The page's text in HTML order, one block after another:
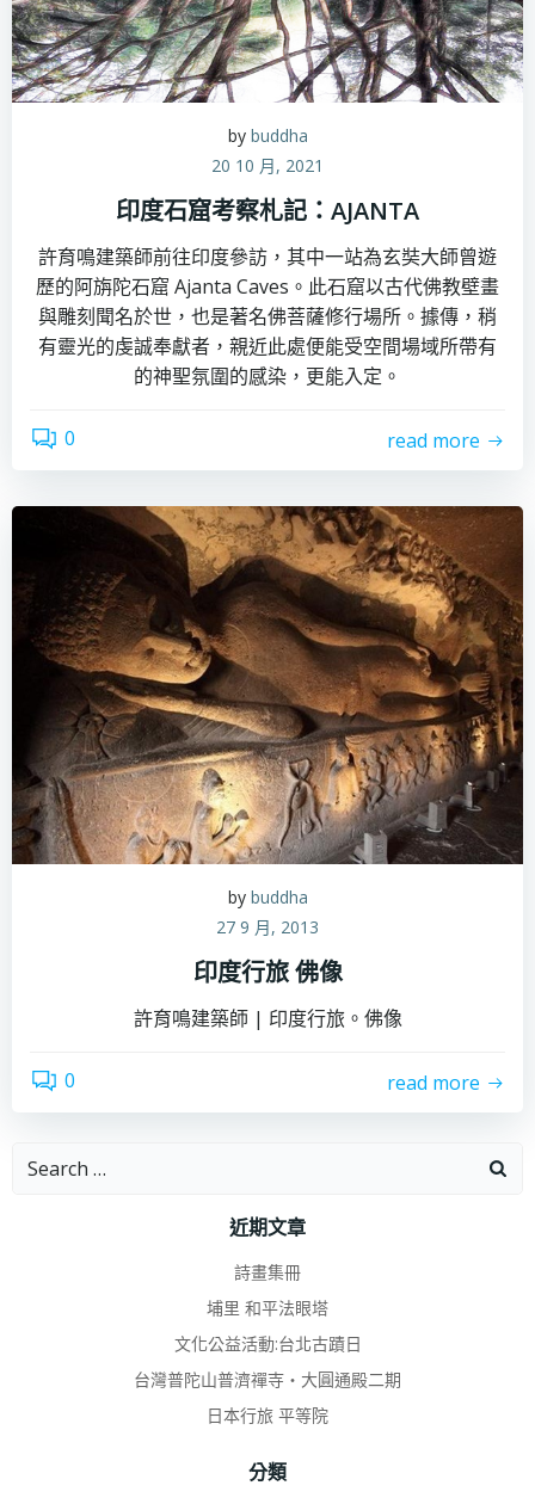
by buddha
20 10 月, 2021
印度石窟考察札記：AJANTA
許育鳴建築師前往印度參訪，其中一站為玄奘大師曾遊
歷的阿旃陀石窟 Ajanta Caves。此石窟以古代佛教壁畫
與雕刻聞名於世，也是著名佛菩薩修行場所。據傳，稍
有靈光的虔誠奉獻者，親近此處便能受空間場域所帶有
的神聖氛圍的感染，更能入定。
0 read more
by buddha
27 9 月, 2013
印度行旅 佛像
許育鳴建築師 | 印度行旅。佛像
0 read more
Search
近期文章
詩畫集冊
埔里 和平法眼塔
文化公益活動:台北古蹟日
台灣普陀山普濟禪寺‧大圓通殿二期
日本行旅 平等院
分類